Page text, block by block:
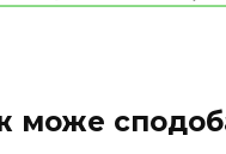
може